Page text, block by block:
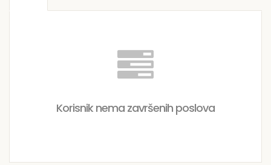
Korisnik nema završenih poslova